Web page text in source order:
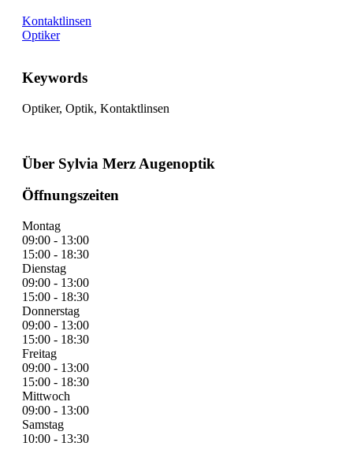
Kontaktlinsen
Optiker
Keywords
Optiker, Optik, Kontaktlinsen
Über Sylvia Merz Augenoptik
Öffnungszeiten
Montag
09:00 - 13:00
15:00 - 18:30
Dienstag
09:00 - 13:00
15:00 - 18:30
Donnerstag
09:00 - 13:00
15:00 - 18:30
Freitag
09:00 - 13:00
15:00 - 18:30
Mittwoch
09:00 - 13:00
Samstag
10:00 - 13:30